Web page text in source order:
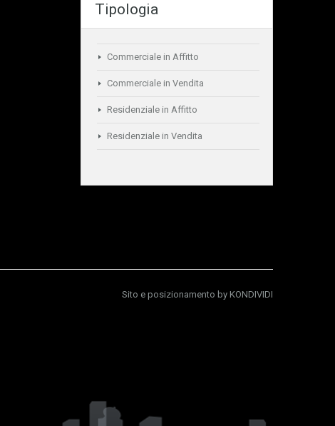
Tipologia
Commerciale in Affitto
Commerciale in Vendita
Residenziale in Affitto
Residenziale in Vendita
Sito e posizionamento by KONDIVIDI